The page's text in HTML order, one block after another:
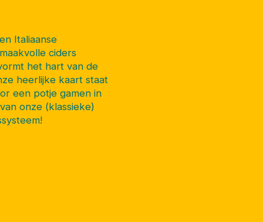
Italiaanse
ciders
het hart van de
heerlijke kaart staat
een potje gamen in
onze (klassieke)